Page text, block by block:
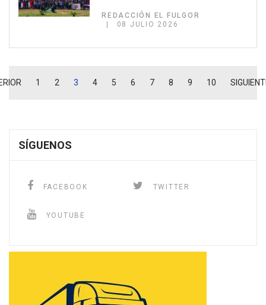
REDACCIÓN EL FULGOR
08 JULIO 2026
1 2 3 4 5 6 7 8 9 10
SÍGUENOS
FACEBOOK TWITTER
YOUTUBE